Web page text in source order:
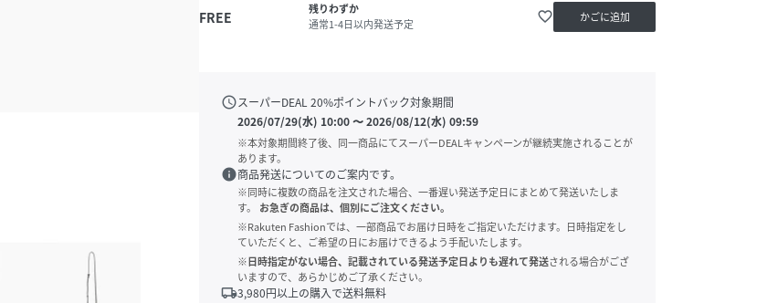
FREE
残りわずか
通常1-4日以内発送予定
favorite_border かごに追加
scheduleスーパーDEAL20%ポイントバック対象期間
2026/07/29(水) 10:00〜2026/08/12(水) 09:59
※本対象期間終了後、同一商品にてスーパーDEALキャンペーンが継続実施されることが
あります。
info商品発送についてのご案内です。
※同時に複数の商品を注文された場合、一番遅い発送予定日にまとめて発送いたしま
す。
お急ぎの商品は、個別にご注文ください。
※Rakuten Fashionでは、一部商品でお届け日時をご指定いただけます。日時指定をし
ていただくと、ご希望の日にお届けできるよう手配いたします。
※日時指定がない場合、記載されている発送予定日よりも遅れて発送される場合がござ
いますので、あらかじめご了承ください。
local_shipping3,980円以上の購入で送料無料